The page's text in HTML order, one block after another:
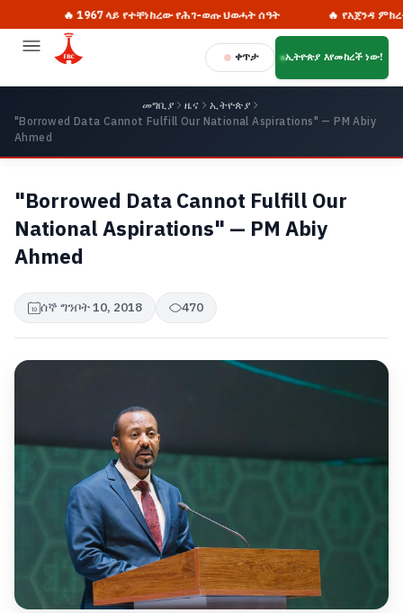
🔥 1967 ላይ የተቸነከረው የሕገ-ወጡ ህወሓት ሰዓት 🔥 የአጀንዳ ምክረ-
ቀጥታ ኢትዮጵያ እየመከረች ነው!
መግቢያ ዜና
ኢትዮጵያ
"Borrowed Data Cannot Fulfill Our National Aspirations" — PM Abiy
Ahmed
"Borrowed Data Cannot Fulfill Our
National Aspirations" — PM Abiy
Ahmed
ሰኞ ግንቦት 10, 2018 470